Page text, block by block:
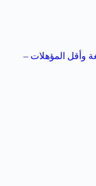
كندا 2025: بدون لغة وأقل المؤهلات –